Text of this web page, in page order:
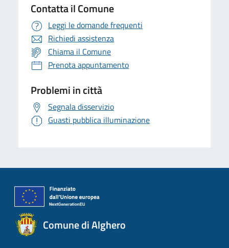
Contatta il Comune
Leggi le domande frequenti
Richiedi assistenza
Chiama il Comune
Prenota appuntamento
Problemi in città
Segnala disservizio
Guasti pubblica illuminazione
Comune di Alghero